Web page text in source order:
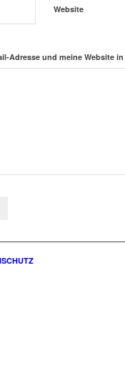
Website
Adresse und meine Website